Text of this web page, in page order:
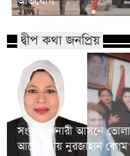
দ্বীপ কথা জনপ্রিয়
সংরক্ষিত নারী আসনে
আলোচনায় নুরজাহান বেগম